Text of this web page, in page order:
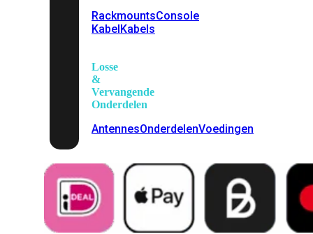
RackmountsConsole
KabelKabels
Losse
&
Vervangende
Onderdelen
AntennesOnderdelenVoedingen